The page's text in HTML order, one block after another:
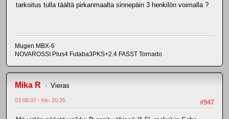
tarkoitus tulla täältä pirkanmaalta sinnepäin 3 henkilön voimalla ?
Mugen MBX-6
NOVAROSSI Plus4 Futaba3PKS+2.4 FASST Tornado
Mika R Vieras
#947
03.08.07 - klo: 20.35